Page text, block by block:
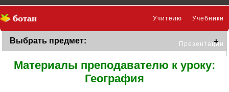
Учебники
Учителю
Презентации
Выбрать предмет:
Материалы преподавателю к уроку:
География